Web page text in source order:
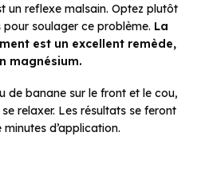
un reflexe malsain. Optez plutôt
soulager ce problème. La
est un excellent remède,
magnésium.
de banane sur le front et le cou,
relaxer. Les résultats se feront
d’application.